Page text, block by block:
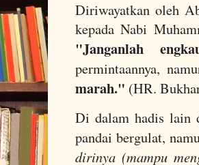
Diriwayatkan oleh
kepada Nabi
"Janganlah
permintaannya,
marah." (HR.
Di dalam hadis lain
pandai bergulat,
dirinya (mampu